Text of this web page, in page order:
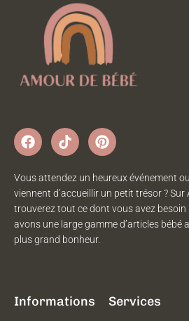
Vous attendez un heureux événement
viennent d’accueillir un petit trésor ? Sur
trouverez tout ce dont vous avez
avons une large gamme d’articles bébé
plus grand bonheur.
Informations Services